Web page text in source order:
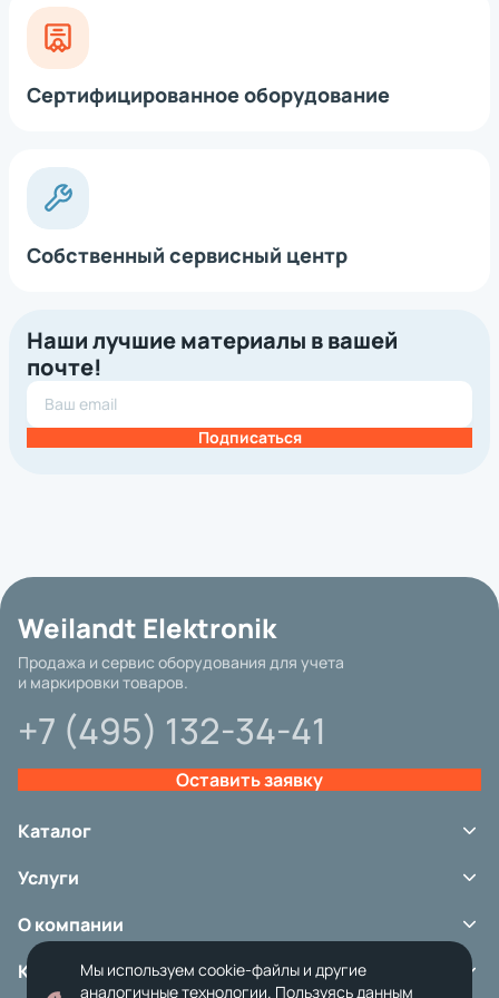
Сертифицированное оборудование
Собственный сервисный центр
Наши лучшие материалы в вашей
почте!
Подписаться
Weilandt Elektronik
Продажа и сервис оборудования для учета
и маркировки товаров.
+7 (495) 132-34-41
Оставить заявку
Каталог
Сканеры штрих-кода
Аксессуары
Расходные материалы
Весовое оборудование
Карточные принтеры
Услуги
Аренда оборудования
Ремонт и обслуживание
О компании
Портфолио
О доставке
Оплата и возврат
КонтактыМы используем cookie-файлы и другие
аналогичные технологии. Пользуясь данным